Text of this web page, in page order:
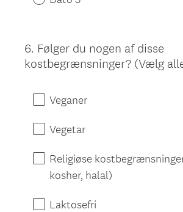
Question
Title
6. Følger du nogen af disse
kostbegrænsninger? (Vælg
Veganer
Vegetar
Religiøse
kosher, halal)
Laktosefri